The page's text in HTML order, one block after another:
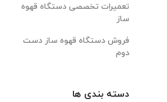
تعمیرات تخصصی دستگاه قهوه
ساز
فروش دستگاه قهوه ساز دست
دوم
دسته بندی ها